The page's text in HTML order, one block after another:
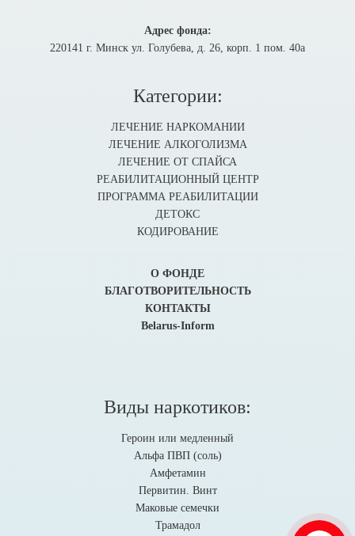
Адрес фонда:
220141 г. Минск ул. Голубева, д. 26, корп. 1 пом. 40а
Категории:
ЛЕЧЕНИЕ НАРКОМАНИИ
ЛЕЧЕНИЕ АЛКОГОЛИЗМА
ЛЕЧЕНИЕ ОТ СПАЙСА
РЕАБИЛИТАЦИОННЫЙ ЦЕНТР
ПРОГРАММА РЕАБИЛИТАЦИИ
ДЕТОКС
КОДИРОВАНИЕ
О ФОНДЕ
БЛАГОТВОРИТЕЛЬНОСТЬ
КОНТАКТЫ
Belarus-Inform
Виды наркотиков:
Героин или медленный
Альфа ПВП (соль)
Амфетамин
Первитин. Винт
Маковые семечки
Трамадол